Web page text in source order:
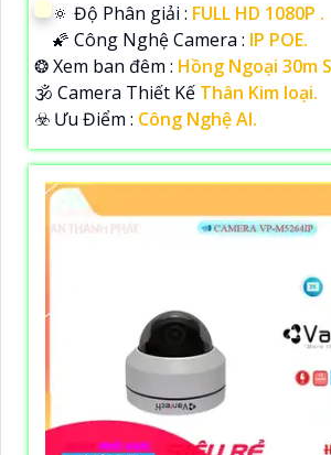
🔅 Độ Phân giải : FULL HD 1080P .
🌠 Công Nghệ Camera : IP POE.
❂ Xem ban đêm : Hồng Ngoại 30m
🕉️ Camera Thiết Kế Thân Kim loại.
️☣️ Ưu Điểm : Công Nghệ AI.